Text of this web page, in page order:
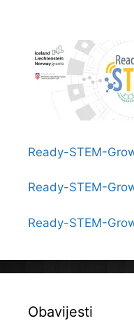
Istru
Ready-STEM-
Ready-STEM-
Ready-STEM-
Obavijesti